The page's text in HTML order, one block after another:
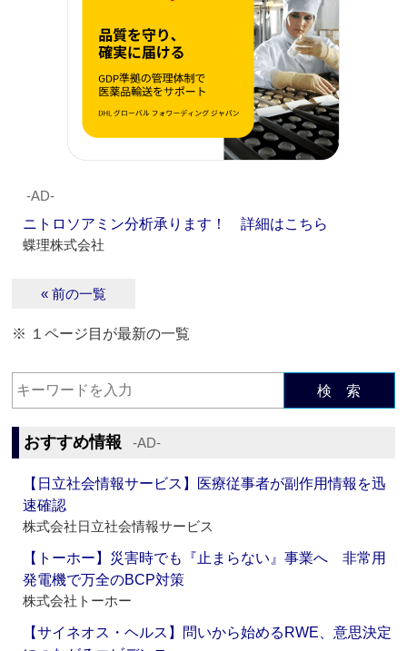
‐AD‐
ニトロソアミン分析承ります！ 詳細はこちら
蝶理株式会社
« 前の一覧
※ １ページ目が最新の一覧
検 索
おすすめ情報 ‐AD‐
【日立社会情報サービス】医療従事者が副作用情報を迅
速確認
株式会社日立社会情報サービス
【トーホー】災害時でも『止まらない』事業へ 非常用
発電機で万全のBCP対策
株式会社トーホー
【サイネオス・ヘルス】問いから始めるRWE、意思決定